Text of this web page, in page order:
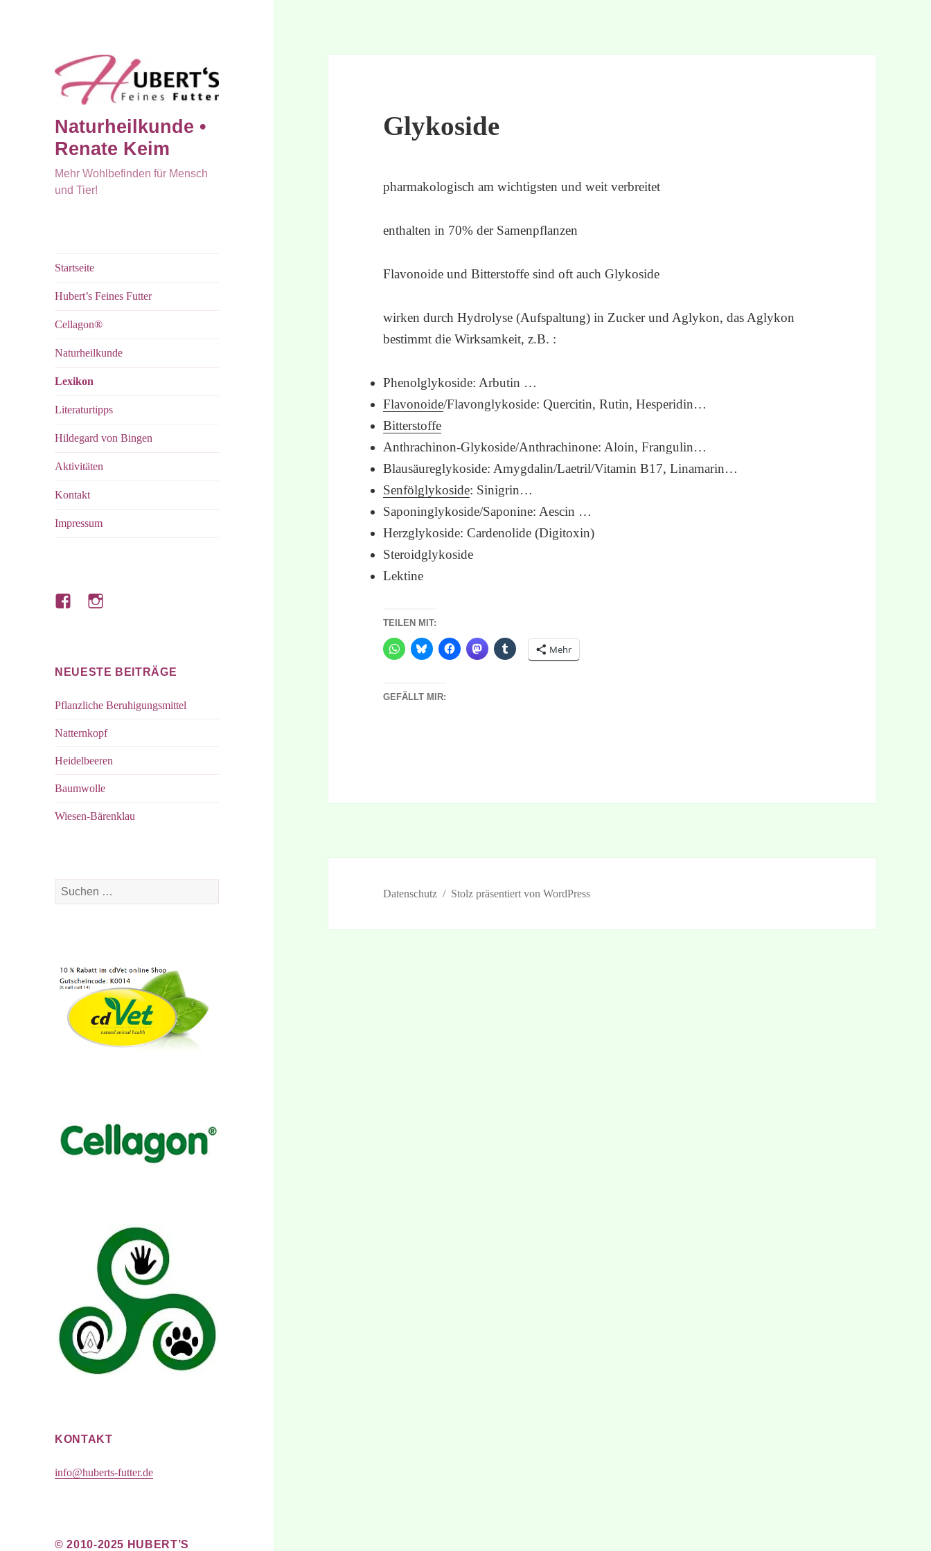
Naturheilkunde •
Renate Keim
Mehr Wohlbefinden für Mensch
und Tier!
Startseite
Hubert’s Feines Futter
Cellagon®
Naturheilkunde
Lexikon
Literaturtipps
Hildegard von Bingen
Aktivitäten
Kontakt
Impressum
Hubert’sHubert’s
NEUESTE BEITRÄGE
Pflanzliche Beruhigungsmittel
Natternkopf
Heidelbeeren
Baumwolle
Wiesen-Bärenklau
Suchen
nach:
KONTAKT
info@huberts-futter.de
© 2010-2025 HUBERT’S
Glykoside
pharmakologisch am wichtigsten und weit verbreitet
enthalten in 70% der Samenpflanzen
Flavonoide und Bitterstoffe sind oft auch Glykoside
wirken durch Hydrolyse (Aufspaltung) in Zucker und Aglykon, das Aglykon
bestimmt die Wirksamkeit, z.B. :
Phenolglykoside: Arbutin …
Flavonoide/Flavonglykoside: Quercitin, Rutin, Hesperidin…
Bitterstoffe
Anthrachinon-Glykoside/Anthrachinone: Aloin, Frangulin…
Blausäureglykoside: Amygdalin/Laetril/Vitamin B17, Linamarin…
Senfölglykoside: Sinigrin…
Saponinglykoside/Saponine: Aescin …
Herzglykoside: Cardenolide (Digitoxin)
Steroidglykoside
Lektine
TEILEN MIT:
Mehr
GEFÄLLT MIR:
Datenschutz Stolz präsentiert von WordPress